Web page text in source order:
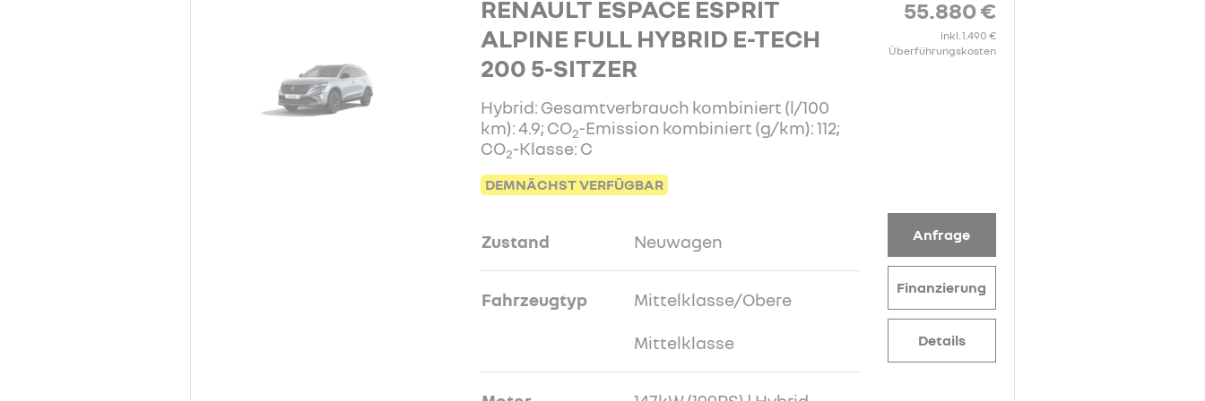
RENAULT ESPACE ESPRIT
ALPINE FULL HYBRID E-TECH
200 5-SITZER
Hybrid: Gesamtverbrauch kombiniert (l/100
km): 4.9; CO2-Emission kombiniert (g/km): 112;
CO2-Klasse: C
DEMNÄCHST VERFÜGBAR
55.880 €
inkl. 1.490 €
Überführungskosten
Zustand Neuwagen
Fahrzeugtyp Mittelklasse/Obere
Mittelklasse
Anfrage
Finanzierung
Details